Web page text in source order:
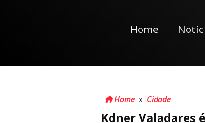
Home
Home » Cidade
Kdner Valadares